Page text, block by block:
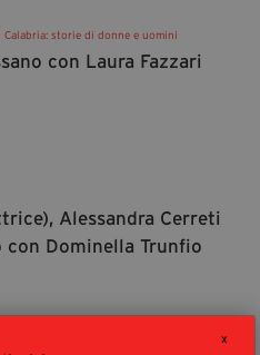
X
storie di donne e uomini
con Laura Fazzari
Alessandra Cerreti
Dominella Trunfio